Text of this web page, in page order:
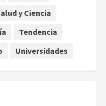
y Ciencia
Tendencia
Universidades